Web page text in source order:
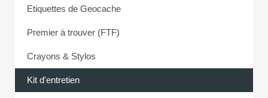
Etiquettes de Geocache
Premier à trouver (FTF)
Crayons & Stylos
Kit d'entretien